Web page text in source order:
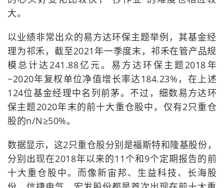
大。
以业绩非常出众的易方达环保主题举例，其基金经
理为祁禾，截至2021年一季度末，祁禾在管产品规
模总计达241.88亿元。易方达环保主题2018年
~2020年复权单位净值增长率达184.23%，在上述
124位基金经理中名列前茅。不过，细数易方达环
保主题2020年末的前十大重仓股中，仅有2只重仓
股的n/N≥50%。
数据显示，这2只重仓股分别是福斯特和隆基股份，
分别出现在2018年以来的11个和9个定期报告的前
十大重仓股中。而像新宙邦、生益科技、长海股